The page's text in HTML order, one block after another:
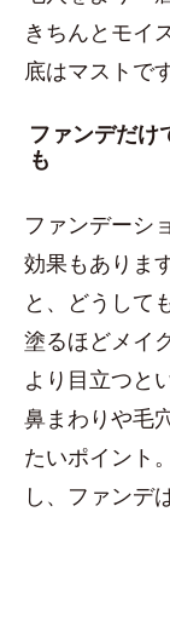
きちんとモイ
底はマストで
ファンデだけ
も
ファンデーシ
効果もありま
と、どうして
塗るほどメイ
より目立つと
鼻まわりや毛
たいポイント
し、ファンデ